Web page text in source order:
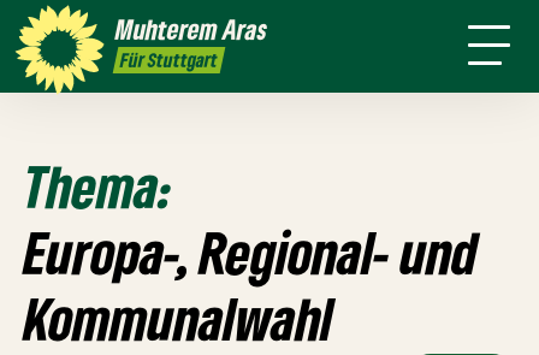
MuhteremAras
Für Stuttgart
Presse Kontakt Live
4 für
mich Stadt
Thema:
Europa-, Regional- und
Kommunalwahl